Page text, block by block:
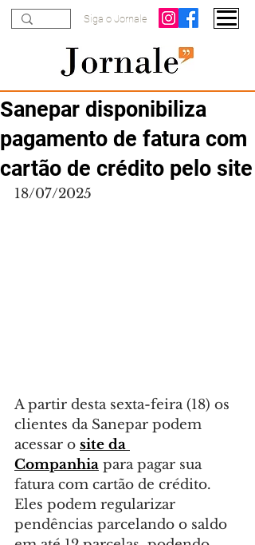
Siga o Jornale
Sanepar disponibiliza
pagamento de fatura com
cartão de crédito pelo site
18/07/2025
A partir desta sexta-feira (18) os
clientes da Sanepar podem
acessar o site da
Companhia para pagar sua
fatura com cartão de crédito.
Eles podem regularizar
pendências parcelando o saldo